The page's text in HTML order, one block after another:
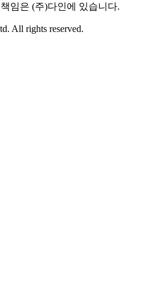
임은 (주)다인에 있습니다.
All rights reserved.